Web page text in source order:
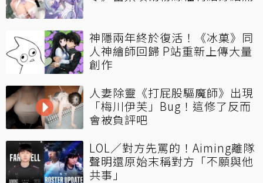
神隱兩年終於復活！《冰菓》同
人神繪師回歸 P站重新上傳大量
創作
人妻除靈《打屁股驅魔師》出現
「梅川伊芙」Bug！這修了反而
會被負評吧
LOL／對方先罵的！Aiming離隊
聲明還原始末稱對方「不願與他
共事」